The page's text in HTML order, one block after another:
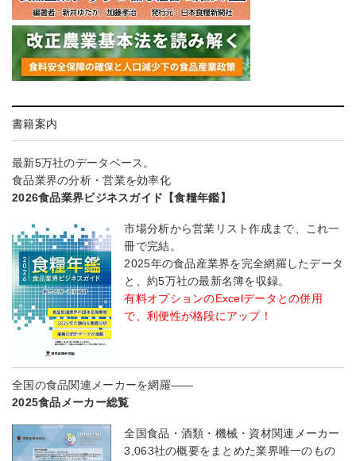
書籍案内
最新5万社のデータベース。
食品業界の分析・営業を効率化
2026食品業界ビジネスガイド【食糧年鑑】
市場分析から営業リスト作成まで、これ一
冊で完結。
2025年の食品産業界を完全網羅したデータ
と、約5万社の最新名簿を収録。
有料オプションのExcelデータとの併用
で、利便性が格段にアップ！
全国の食品関連メーカーを網羅――
2025食品メーカー総覧
全国食品・酒類・機械・資材関連メーカー
3,063社の概要をまとめた業界唯一のもの